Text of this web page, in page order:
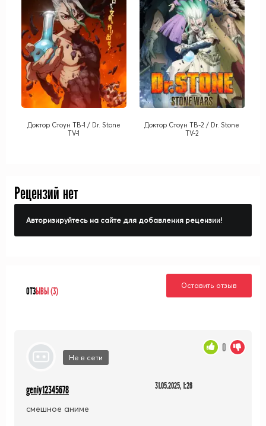
Доктор Стоун ТВ-1 / Dr. Stone
TV-1
Доктор Стоун ТВ-2 / Dr. Stone
TV-2
Рецензий нет
Авторизируйтесь на сайте для добавления рецензии!
ОТЗЫВЫ (3)
Оставить отзыв
Не в сети
geniy12345678 31.05.2025, 1:26
смешное аниме
0